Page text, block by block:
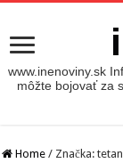
www.inenoviny.sk
môžte bojovať za
Home / Značka: